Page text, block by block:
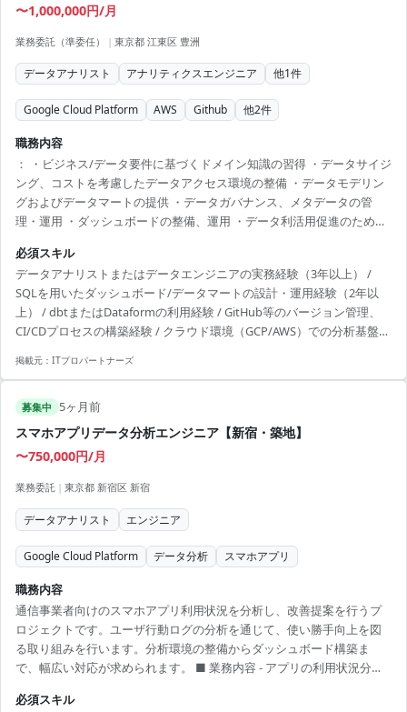
〜1,000,000円/月
業務委託（準委任） | 東京都 江東区 豊洲
データアナリスト アナリティクスエンジニア 他1件
Google Cloud Platform AWS Github 他2件
職務内容
： ・ビジネス/データ要件に基づくドメイン知識の習得 ・データサイジ
ング、コストを考慮したデータアクセス環境の整備 ・データモデリン
グおよびデータマートの提供 ・データガバナンス、メタデータの管
理・運用 ・ダッシュボードの整備、運用 ・データ利活用促進のための
必須スキル
データアナリストまたはデータエンジニアの実務経験（3年以上） /
SQLを用いたダッシュボード/データマートの設計・運用経験（2年以
上） / dbtまたはDataformの利用経験 / GitHub等のバージョン管理、
CI/CDプロセスの構築経験 / クラウド環境（GCP/AWS）での分析基盤構
掲載元： ITプロパートナーズ
募集中 5ヶ月前
スマホアプリデータ分析エンジニア【新宿・築地】
〜750,000円/月
業務委託 | 東京都 新宿区 新宿
データアナリスト エンジニア
Google Cloud Platform データ分析 スマホアプリ
職務内容
通信事業者向けのスマホアプリ利用状況を分析し、改善提案を行うプ
ロジェクトです。ユーザ行動ログの分析を通じて、使い勝手向上を図
る取り組みを行います。分析環境の整備からダッシュボード構築ま
で、幅広い対応が求められます。 ■ 業務内容 - アプリの利用状況分析
提案 【アピールポイント】 - スキルを活かして分析環境の整備にチャ
必須スキル